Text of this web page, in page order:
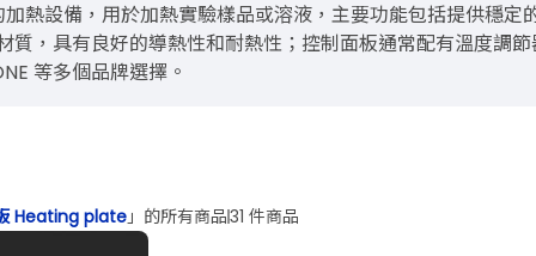
設備，用於加熱實驗樣品或溶液，主要功能包括提供穩定
質，具有良好的導熱性和耐熱性；控制面板通常配有溫度調
等多個品牌選擇。
Heating plate」的所有商品31 件商品